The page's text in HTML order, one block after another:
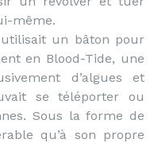
même.
utilisait un bâton pour
en Blood-Tide, une
d’algues et
se téléporter ou
Sous la forme de
qu’à son propre